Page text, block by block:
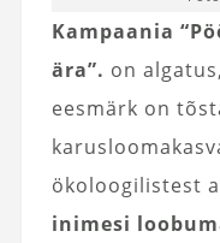
Kampaania
ära”. on
eesmärk on
ökoloogilistest
inimesi